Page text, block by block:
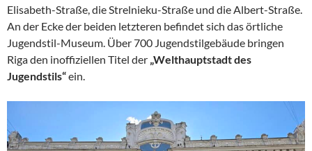
Elisabeth-Straße, die Strelnieku-Straße und die Albert-Straße.
An der Ecke der beiden letzteren befindet sich das örtliche
Jugendstil-Museum. Über 700 Jugendstilgebäude bringen
Riga den inoffiziellen Titel der „Welthauptstadt des
Jugendstils“ein.